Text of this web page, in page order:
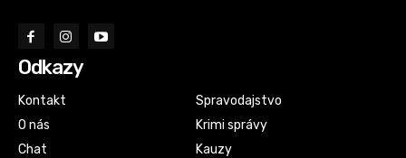
Odkazy
Kontakt
O nás
Chat
Spravodajstvo
Krimi správy
Kauzy